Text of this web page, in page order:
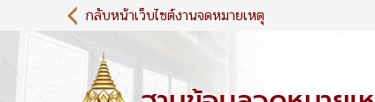
กลับหน้าเว็บไซต์งานจดหมายเหตุ